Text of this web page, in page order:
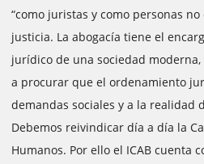
“como juristas y como personas
justicia. La abogacía tiene el
jurídico de una sociedad
a procurar que el ordenamiento
demandas sociales y a la realidad
Debemos reivindicar día a día la
Humanos. Por ello el ICAB cuenta